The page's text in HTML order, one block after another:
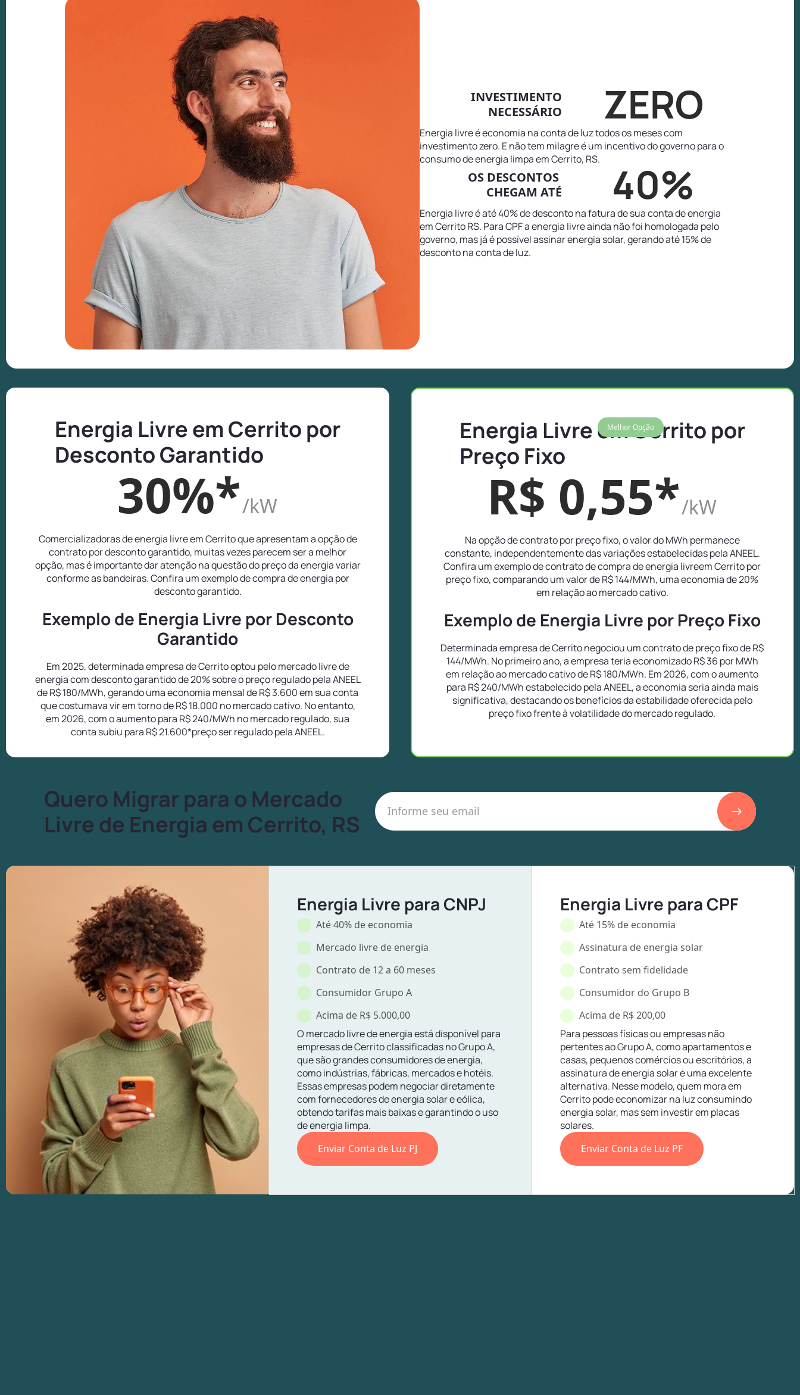
INVESTIMENTO
NECESSÁRIO
ZERO
Energia livre é economia na conta de luz todos os meses com
investimento zero. E não tem milagre é um incentivo do governo para o
consumo de energia limpa em Cerrito, RS.
OS DESCONTOS
CHEGAM ATÉ
40%
Energia livre é até 40% de desconto na fatura de sua conta de energia
em Cerrito RS. Para CPF a energia livre ainda não foi homologada pelo
governo, mas já é possível assinar energia solar, gerando até 15% de
desconto na conta de luz.
Energia Livre em Cerrito por
Desconto Garantido
30%*/kW
Comercializadoras de energia livre em Cerrito que apresentam a opção de
contrato por desconto garantido, muitas vezes parecem ser a melhor
opção, mas é importante dar atenção na questão do preço da energia variar
conforme as bandeiras. Confira um exemplo de compra de energia por
desconto garantido.
Exemplo de Energia Livre por Desconto
Garantido
Em 2025, determinada empresa de Cerrito optou pelo mercado livre de
energia com desconto garantido de 20% sobre o preço regulado pela ANEEL
de R$ 180/MWh, gerando uma economia mensal de R$ 3.600 em sua conta
que costumava vir em torno de R$ 18.000 no mercado cativo. No entanto,
em 2026, com o aumento para R$ 240/MWh no mercado regulado, sua
conta subiu para R$ 21.600*preço ser regulado pela ANEEL.
Melhor Opção
Energia Livre em Cerrito por
Preço Fixo
R$ 0,55*/kW
Na opção de contrato por preço fixo, o valor do MWh permanece
constante, independentemente das variações estabelecidas pela ANEEL.
Confira um exemplo de contrato de compra de energia livreem Cerrito por
preço fixo, comparando um valor de R$ 144/MWh, uma economia de 20%
em relação ao mercado cativo.
Exemplo de Energia Livre por Preço Fixo
Determinada empresa de Cerrito negociou um contrato de preço fixo de R$
144/MWh. No primeiro ano, a empresa teria economizado R$ 36 por MWh
em relação ao mercado cativo de R$ 180/MWh. Em 2026, com o aumento
para R$ 240/MWh estabelecido pela ANEEL, a economia seria ainda mais
significativa, destacando os benefícios da estabilidade oferecida pelo
preço fixo frente à volatilidade do mercado regulado.
Quero Migrar para o Mercado
Livre de Energia em Cerrito, RS
Energia Livre para CNPJ
Até 40% de economia
Mercado livre de energia
Contrato de 12 a 60 meses
Consumidor Grupo A
Acima de R$ 5.000,00
O mercado livre de energia está disponível para
empresas de Cerrito classificadas no Grupo A,
que são grandes consumidores de energia,
como indústrias, fábricas, mercados e hotéis.
Essas empresas podem negociar diretamente
com fornecedores de energia solar e eólica,
obtendo tarifas mais baixas e garantindo o uso
de energia limpa.
Enviar Conta de Luz PJ
Energia Livre para CPF
Até 15% de economia
Assinatura de energia solar
Contrato sem fidelidade
Consumidor do Grupo B
Acima de R$ 200,00
Para pessoas físicas ou empresas não
pertentes ao Grupo A, como apartamentos e
casas, pequenos comércios ou escritórios, a
assinatura de energia solar é uma excelente
alternativa. Nesse modelo, quem mora em
Cerrito pode economizar na luz consumindo
energia solar, mas sem investir em placas
solares.
Enviar Conta de Luz PF